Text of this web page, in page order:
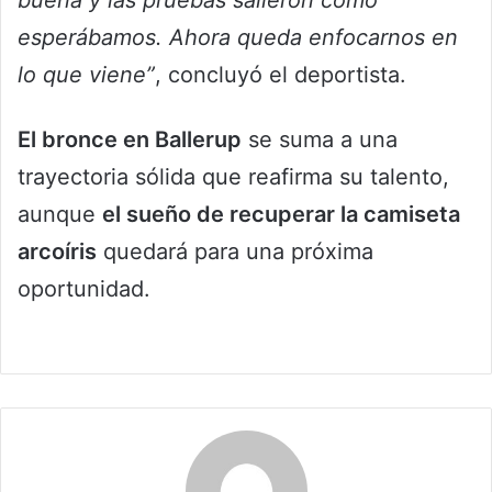
esperábamos. Ahora queda enfocarnos en
lo que viene”, concluyó el deportista.
El bronce en Ballerup se suma a una
trayectoria sólida que reafirma su talento,
aunque el sueño de recuperar la camiseta
arcoíris quedará para una próxima
oportunidad.